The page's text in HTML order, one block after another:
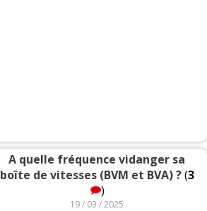
A quelle fréquence vidanger sa
boîte de vitesses (BVM et BVA) ?(3
)
19 / 03 / 2025